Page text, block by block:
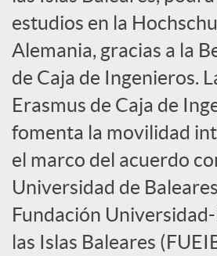
i
a
l
e
s
estudios en la
Alemania, gracias a la
de Caja de Ingenieros.
Erasmus de Caja de
fomenta la movilidad
el marco del acuerdo
Universidad de
Fundación
las Islas Baleares